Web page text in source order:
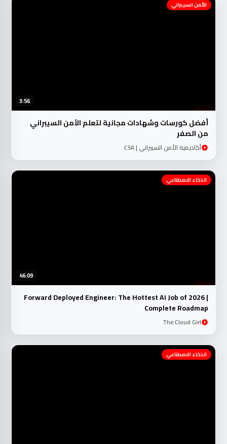
3:56
الأمن السيبراني
أفضل كورسات وشهادات مجانية لتعلم الأمن السيبراني
من الصفر
أكاديمية الأمن السبيراني | CSA
46:09
الذكاء الاصطناعي
Forward Deployed Engineer: The Hottest AI Job of 2026 |
Complete Roadmap
The Cloud Girl
الذكاء الاصطناعي